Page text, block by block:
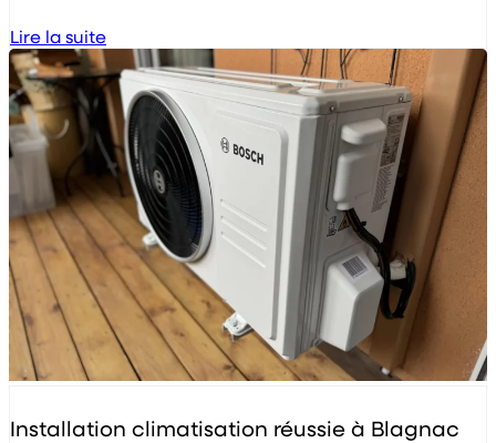
Lire la suite
Installation climatisation réussie à Blagnac